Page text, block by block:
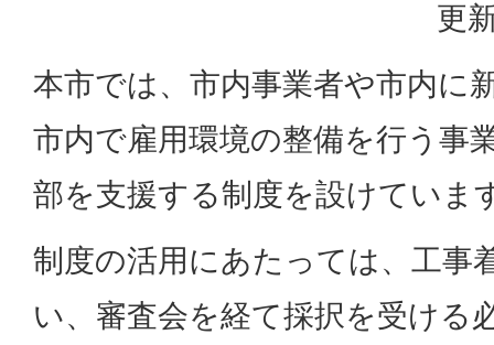
更
本市では、市内事業者や市内に
市内で雇用環境の整備を行う事
部を支援する制度を設けていま
制度の活用にあたっては、工事
い、審査会を経て採択を受ける